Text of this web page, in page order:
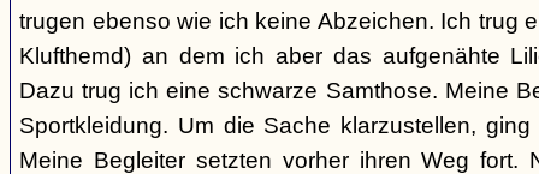
trugen ebenso wie ich keine Abzeichen. Ich trug
Klufthemd) an dem ich aber das aufgenähte
Dazu trug ich eine schwarze Samthose. Meine
Sportkleidung. Um die Sache klarzustellen,
Meine Begleiter setzten vorher ihren Weg fort.